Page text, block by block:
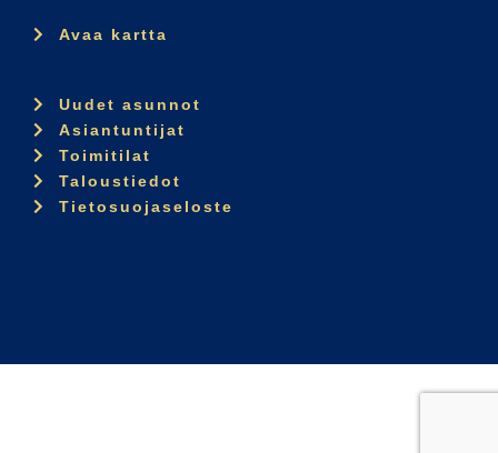
Avaa kartta
Uudet asunnot
Asiantuntijat
Toimitilat
Taloustiedot
Tietosuojaseloste